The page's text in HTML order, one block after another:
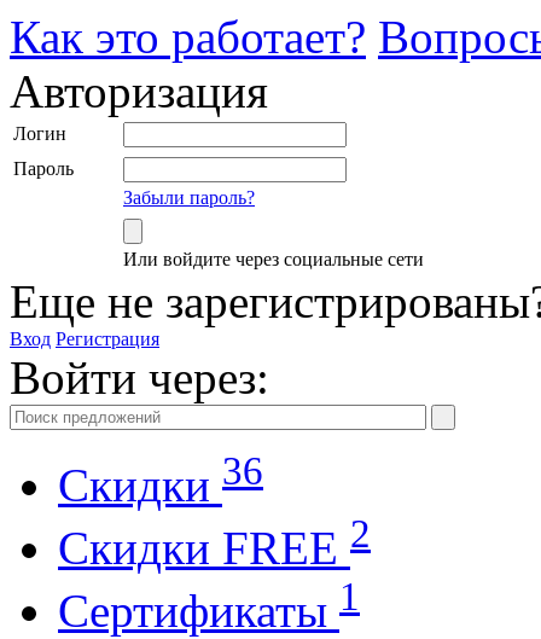
Как это работает?
Авторизация
Логин
Пароль
Забыли пароль?
Или войдите через социальные сети
Еще не
Вход Регистрация
Войти через:
Скидки 36
Cкидки FREE 2
Cертификаты 1